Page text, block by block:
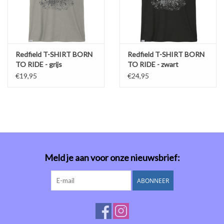
Redfield T-SHIRT BORN
TO RIDE - grijs
€19,95
Redfield T-SHIRT BORN
TO RIDE - zwart
€24,95
Meld je aan voor onze nieuwsbrief:
ABONNEER